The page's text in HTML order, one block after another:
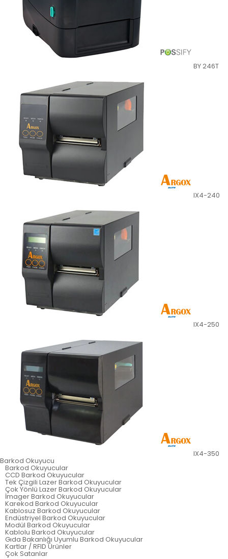
BY 246T
IX4-240
IX4-250
IX4-350
Barkod Okuyucu
Barkod Okuyucular
CCD Barkod Okuyucular
Tek Çizgili Lazer Barkod Okuyucular
Çok Yönlü Lazer Barkod Okuyucular
İmager Barkod Okuyucular
Karekod Barkod Okuyucular
Kablosuz Barkod Okuyucular
Endüstriyel Barkod Okuyucular
Modül Barkod Okuyucular
Kablolu Barkod Okuyucular
Gıda Bakanlığı Uyumlu Barkod Okuyucular
Kartlar / RFID Ürünler
Çok Satanlar